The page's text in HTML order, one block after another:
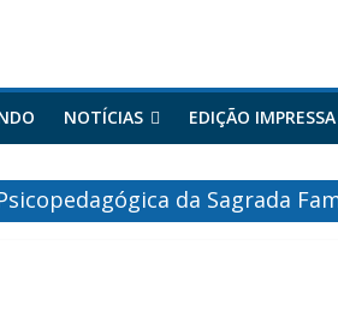
NOTÍCIAS EDIÇÃO IMPRESSA
da Sagrada